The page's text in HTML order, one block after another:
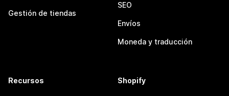
Gestión de tiendas
SEO
Envíos
Moneda y traducción
Recursos Shopify